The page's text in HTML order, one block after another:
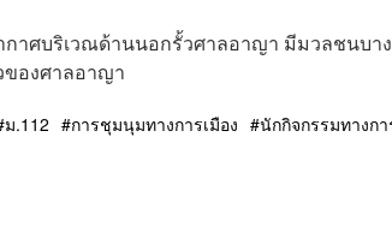
กาศบริเวณด้านนอกรั้วศาลอาญา มีมวลชนบ
ของศาลอาญา
ม.112 การชุมนุมทางการเมือง นักกิจกรรมทางกา